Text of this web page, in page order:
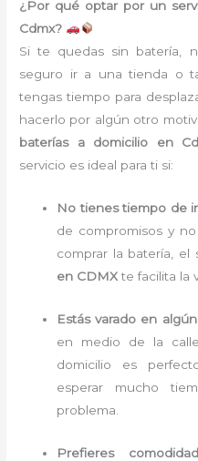
¿Por qué optar por un
Cdmx?
Si te quedas sin batería,
seguro ir a una tienda o
tengas tiempo para
hacerlo por algún otro
baterías a domicilio en
servicio es ideal para ti si:
No tienes tiempo de
de compromisos y
comprar la batería, el
en CDMXte facilita la
Estás varado en
en medio de la
domicilio es
esperar mucho
problema.
Prefieres